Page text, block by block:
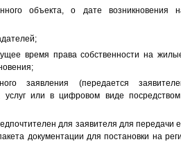
объекта, о дате возникновения
время права собственности на
заявления (передается
услуг или в цифровом виде посредством
для заявителя для передачи
документации для постановки на